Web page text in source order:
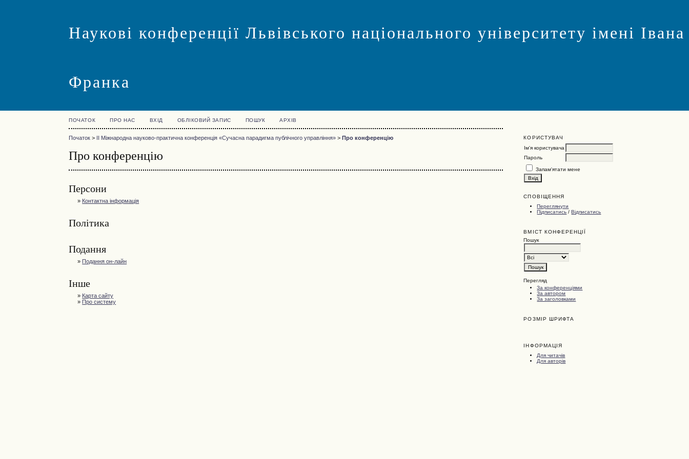
Наукові конференції Львівського національного університету імені Івана
Франка
КОРИСТУВАЧ
Ім'я користувача
Пароль
Запам'ятати мене
СПОВІЩЕННЯ
Переглянути
Підписатись /Відписатись
ВМІСТ КОНФЕРЕНЦІЇ
Пошук
Перегляд
За конференціями
За автором
За заголовками
РОЗМІР ШРИФТА
ІНФОРМАЦІЯ
Для читачів
Для авторів
ПОЧАТОК ПРО НАС ВХІД ОБЛІКОВИЙ ЗАПИС ПОШУК АРХІВ
Початок > IІ Міжнародна науково-практична конференція «Сучасна парадигма публічного управління» >Про конференцію
Про конференцію
Персони
» Контактна інформація
Політика
Подання
» Подання он-лайн
Інше
» Карта сайту
» Про систему